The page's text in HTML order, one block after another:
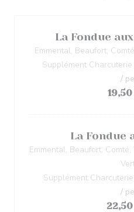
La Fondue
Emmental, Beaufort,
Supplément
19,50
/
La Fondue
Emmental, Beaufort,
Supplément
/